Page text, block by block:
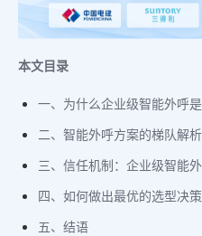
本文目录
一、为什么企业级智能外呼
二、智能外呼方案的梯队解
三、信任机制：企业级智能
四、如何做出最优的选型决策
五、结语